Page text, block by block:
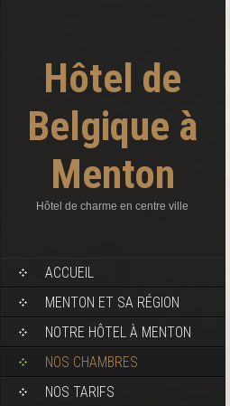
Hôtel de
Belgique à
Menton
Hôtel de charme en centre ville
SKIP TO CONTENT
ACCUEIL
MENTON ET SA RÉGION
NOTRE HÔTEL À MENTON
NOS CHAMBRES
NOS TARIFS